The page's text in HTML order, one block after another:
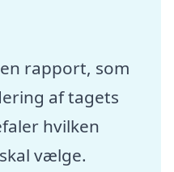
rapport, som
af tagets
hvilken
vælge.